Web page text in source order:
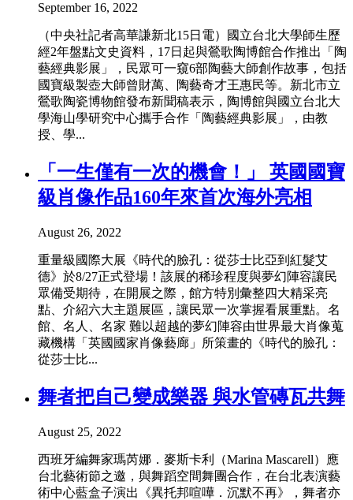
September 16, 2022
（中央社記者高華謙新北15日電）國立台北大學師生歷
經2年盤點文史資料，17日起與鶯歌陶博館合作推出「陶
藝經典影展」，民眾可一窺6部陶藝大師創作故事，包括
國寶級製壺大師曾財萬、陶藝奇才王惠民等。新北市立
鶯歌陶瓷博物館發布新聞稿表示，陶博館與國立台北大
學海山學研究中心攜手合作「陶藝經典影展」，由教
授、學...
「一生僅有一次的機會！」 英國國寶
級肖像作品160年來首次海外亮相
August 26, 2022
重量級國際大展《時代的臉孔：從莎士比亞到紅髮艾
德》於8/27正式登場！該展的稀珍程度與夢幻陣容讓民
眾備受期待，在開展之際，館方特別彙整四大精采亮
點、介紹六大主題展區，讓民眾一次掌握看展重點。名
館、名人、名家 難以超越的夢幻陣容由世界最大肖像蒐
藏機構「英國國家肖像藝廊」所策畫的《時代的臉孔：
從莎士比...
舞者把自己變成樂器 與水管磚瓦共舞
August 25, 2022
西班牙編舞家瑪芮娜．麥斯卡利（Marina Mascarell）應
台北藝術節之邀，與舞蹈空間舞團合作，在台北表演藝
術中心藍盒子演出《異托邦喧嘩．沉默不再》，舞者亦